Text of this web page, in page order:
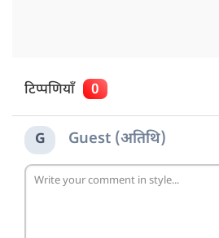
टिप्पणियाँ 0
G Guest (अतिथि)